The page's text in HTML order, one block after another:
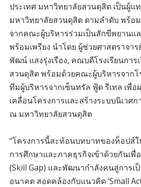
ประเทศ มหาวิทยาลัยสวนดุสิต เป็นผู้แ
มหาวิทยาลัยสวนดุสิต ตามลำดับ พร้อ
จากคณะผู้บริหารร่วมเป็นสักขีพยานแล
พร้อมเพรียง นำโดย ผู้ช่วยศาสตราจาร
พัฒน์ แสงรุ่งเรือง, คณบดีโรงเรียนการ
สวนดุสิต พร้อมด้วยคณะผู้บริหารจากโ
ทีมผู้บริหารจากเซ็นทรัล ฟู้ด รีเทล เพื่
เคลื่อนโครงการและสร้างระบบนิเวศก
ณ มหาวิทยาลัยสวนดุสิต
“โครงการนี้สะท้อนบทบาทของท็อปส์
การศึกษาและภาคธุรกิจเข้าด้วยกันเพื่
(Skill Gap) และพัฒนากำลังคนสู่การเ
อนาคต สอดคล้องกับแนวคิด ‘Small